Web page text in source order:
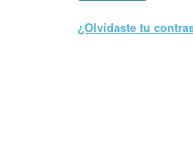
¿Olvidaste tu